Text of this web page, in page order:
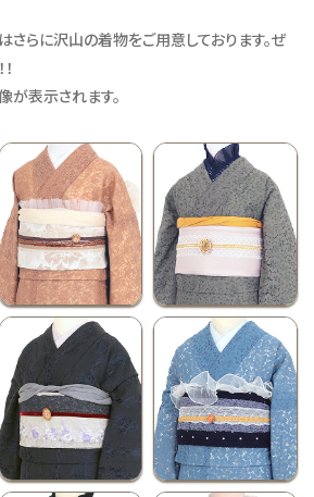
さらに沢山の着物をご用意しております。ぜ
表示されます。